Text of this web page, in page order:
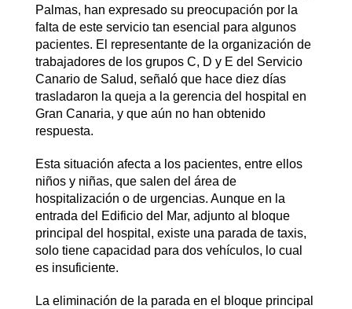
Palmas, han expresado su preocupación por la
falta de este servicio tan esencial para algunos
pacientes. El representante de la organización de
trabajadores de los grupos C, D y E del Servicio
Canario de Salud, señaló que hace diez días
trasladaron la queja a la gerencia del hospital en
Gran Canaria, y que aún no han obtenido
respuesta.
Esta situación afecta a los pacientes, entre ellos
niños y niñas, que salen del área de
hospitalización o de urgencias. Aunque en la
entrada del Edificio del Mar, adjunto al bloque
principal del hospital, existe una parada de taxis,
solo tiene capacidad para dos vehículos, lo cual
es insuficiente.
La eliminación de la parada en el bloque principal